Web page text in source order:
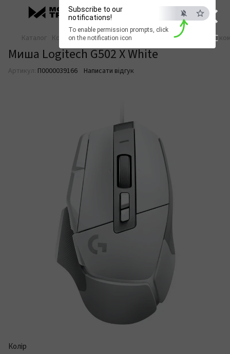
×
ESC
Subscribe to our
notifications!
To enable permission prompts, click
on the notification icon
Каталог Комп’ютери та периферія Миші комп'ютерні Миші
Миша Logitech G502 X White
Артикул: П0000039166 Написати відгук
Колір